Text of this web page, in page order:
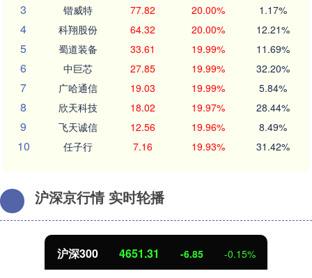
3 锴威特 77.82 20.00% 1.17%
4 科翔股份 64.32 20.00% 12.21%
5 蜀道装备 33.61 19.99% 11.69%
6 中巨芯 27.85 19.99% 32.20%
7 广哈通信 19.03 19.99% 5.84%
8 欣天科技 18.02 19.97% 28.44%
9 飞天诚信 12.56 19.96% 8.49%
10 任子行 7.16 19.93% 31.42%
沪深京行情 实时轮播
北证50 1122.88 0.30%